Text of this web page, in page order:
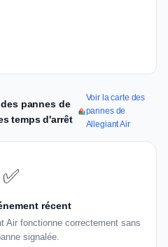
pannes de
temps d'arrêt
Voir la carte des
pannes de
Allegiant Air
✅
récent
Air fonctionne correctement sans
signalée.